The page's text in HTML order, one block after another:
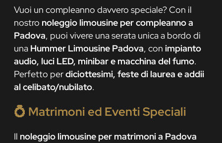
Vuoi un compleanno davvero speciale? Con il
nostro noleggio limousine per compleanno a
Padova, puoi vivere una serata unica a bordo di
una Hummer Limousine Padova, con impianto
audio, luci LED, minibar e macchina del fumo.
Perfetto perdiciottesimi, feste di laurea e addii
al celibato/nubilato.
💍 Matrimoni ed Eventi Speciali
Il noleggio limousine per matrimoni a Padova